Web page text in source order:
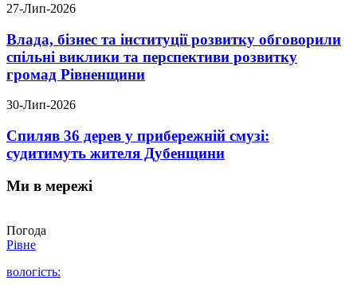
27-Лип-2026
Влада, бізнес та інституції розвитку обговорили
спільні виклики та перспективи розвитку
громад Рівненщини
30-Лип-2026
Спиляв 36 дерев у прибережній смузі:
судитимуть жителя Дубенщини
Ми в мережі
Погода
Рівне
вологість: